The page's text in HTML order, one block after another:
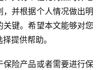
并根据个人情况做出明
键。希望本文能够对您
提供帮助。
险产品或者需要进行保